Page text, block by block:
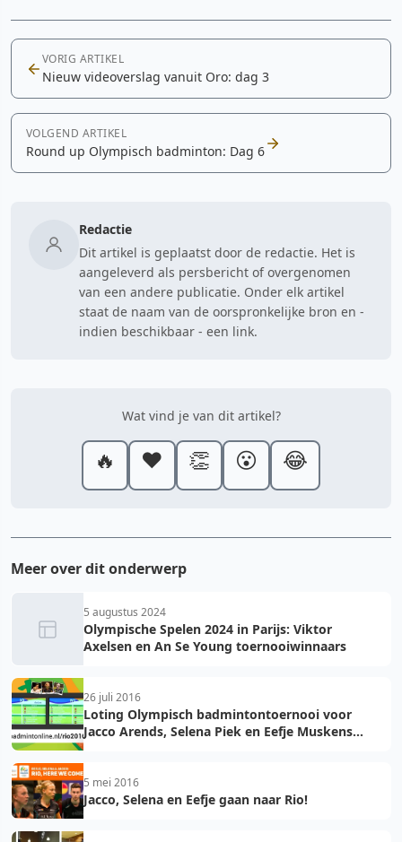
VORIG ARTIKEL
Nieuw videoverslag vanuit Oro: dag 3
VOLGEND ARTIKEL
Round up Olympisch badminton: Dag 6
Redactie
Dit artikel is geplaatst door de redactie. Het is
aangeleverd als persbericht of overgenomen
van een andere publicatie. Onder elk artikel
staat de naam van de oorspronkelijke bron en -
indien beschikbaar - een link.
Wat vind je van dit artikel?
🔥 ❤️ 👏 😮 😂
Meer over dit onderwerp
5 augustus 2024
Olympische Spelen 2024 in Parijs: Viktor
Axelsen en An Se Young toernooiwinnaars
26 juli 2016
Loting Olympisch badmintontoernooi voor
Jacco Arends, Selena Piek en Eefje Muskens
5 mei 2016
Jacco, Selena en Eefje gaan naar Rio!